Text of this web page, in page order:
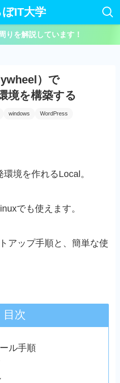
IT大学
りを解説しています！
）で
境を構築する
windows WordPress
境を作れるLocal。
でも使えます。
アップ手順と、簡単な使
目次
ル手順